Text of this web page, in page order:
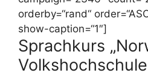
orderby=“rand“
show-caption=“1″]
Sprachkurs
Volkshochschule